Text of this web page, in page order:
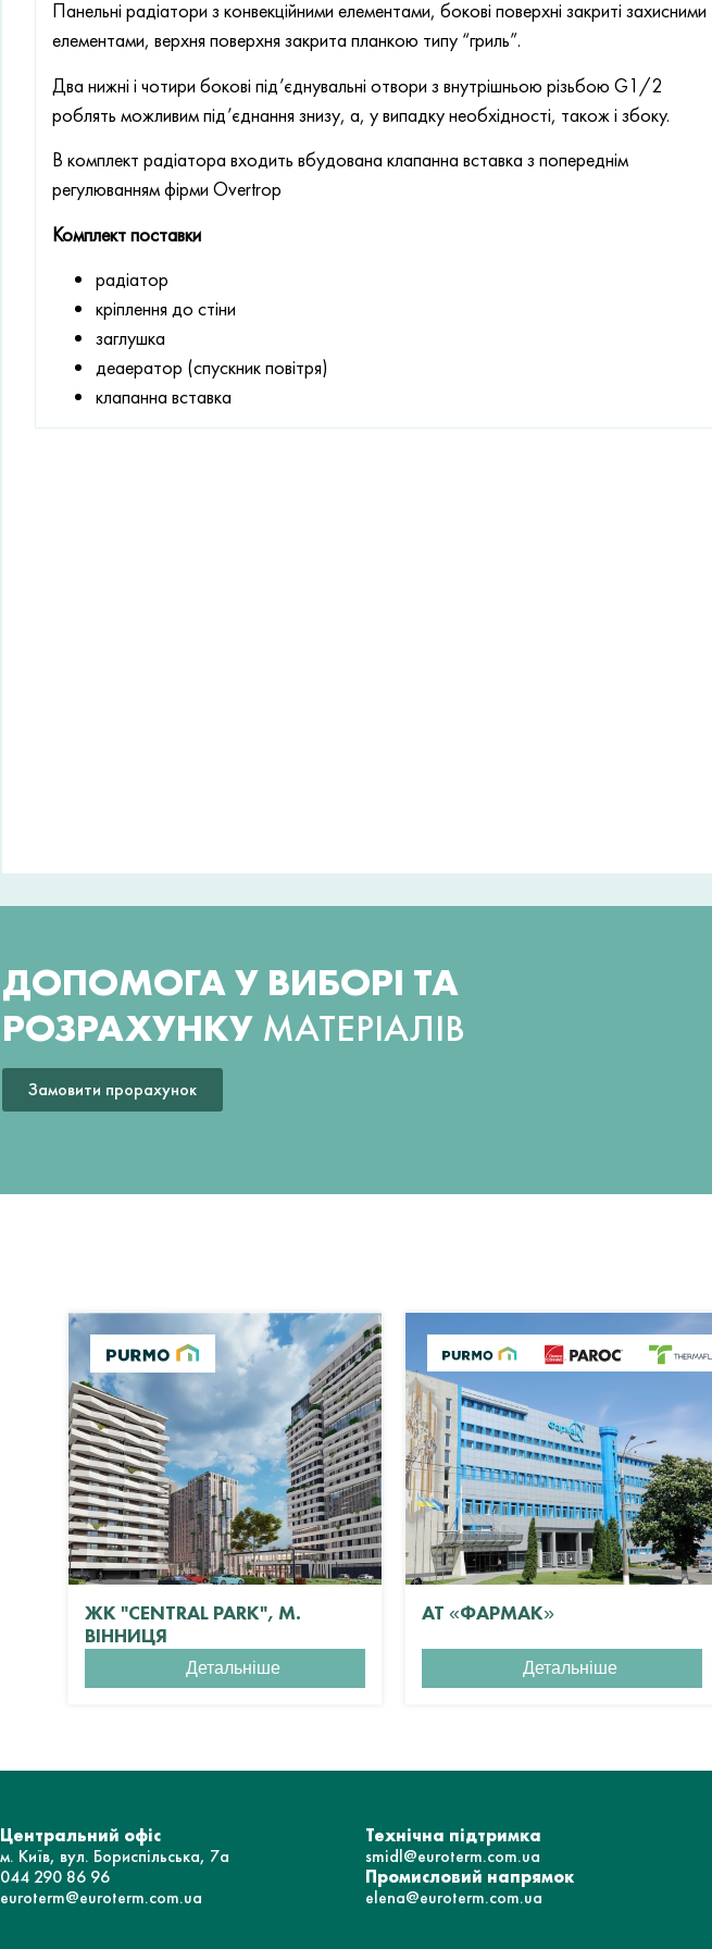
Панельні радіатори з конвекційними елементами, бокові поверхні закриті захисними
елементами, верхня поверхня закрита планкою типу “гриль”.
Два нижні і чотири бокові під’єднувальні отвори з внутрішньою різьбою G1/2
роблять можливим під’єднання знизу, а, у випадку необхідності, також і збоку.
В комплект радіатора входить вбудована клапанна вставка з попереднім
регулюванням фірми Overtrop
Комплект поставки
радіатор
кріплення до стіни
заглушка
деаератор (спускник повітря)
клапанна вставка
ДОПОМОГА У ВИБОРІ ТА
РОЗРАХУНКУ МАТЕРІАЛІВ
Замовити прорахунок
ЖК "CENTRAL PARK", М.
ВІННИЦЯ
Детальніше
АТ «ФАРМАК»
Детальніше
Центральний офіс
м. Київ, вул. Бориспільська, 7а
044 290 86 96
euroterm@euroterm.com.ua
Технічна підтримка
smidl@euroterm.com.ua
Промисловий напрямок
elena@euroterm.com.ua